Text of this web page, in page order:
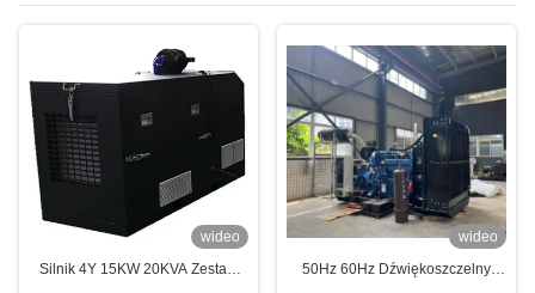
wideo
Silnik 4Y 15KW 20KVA Zestaw
wideo
50Hz 60Hz Dźwiękoszczelny